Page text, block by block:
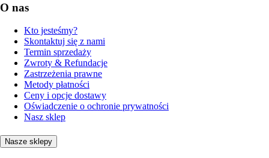
O nas
Kto jesteśmy?
Skontaktuj się z nami
Termin sprzedaży
Zwroty & Refundacje
Zastrzeżenia prawne
Metody płatności
Ceny i opcje dostawy
Oświadczenie o ochronie prywatności
Nasz sklep
Nasze sklepy